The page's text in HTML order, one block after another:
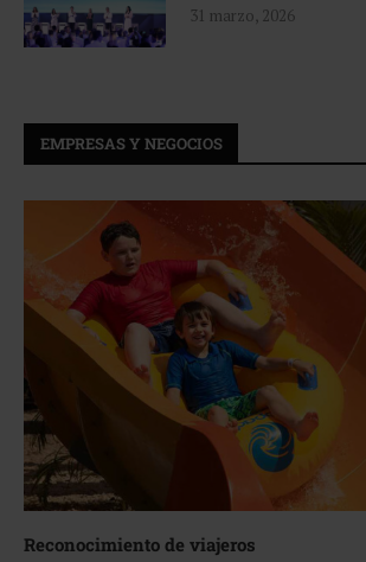
31 marzo, 2026
EMPRESAS Y NEGOCIOS
Reconocimiento de viajeros